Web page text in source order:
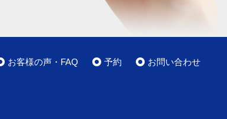
お客様の声・FAQ 予約 お問い合わせ